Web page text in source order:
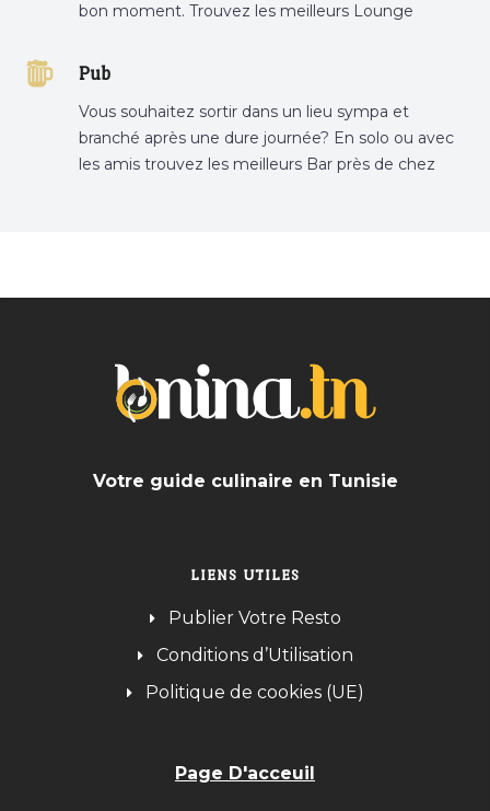
bon moment. Trouvez les meilleurs Lounge
Pub
Vous souhaitez sortir dans un lieu sympa et
branché après une dure journée? En solo ou avec
les amis trouvez les meilleurs Bar près de chez
Votre guide culinaire en Tunisie
LIENS UTILES
Publier Votre Resto
Conditions d’Utilisation
Politique de cookies (UE)
Page D'acceuil